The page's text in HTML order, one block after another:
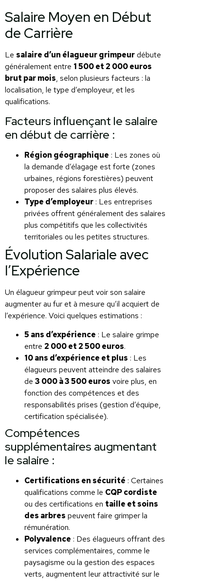
Salaire Moyen en Début
de Carrière
Le salaire d’un élagueur grimpeurdébute
généralement entre 1 500 et 2 000 euros
brut par mois, selon plusieurs facteurs : la
localisation, le type d’employeur, et les
qualifications.
Facteurs influençant le salaire
en début de carrière :
Région géographique : Les zones où
la demande d’élagage est forte (zones
urbaines, régions forestières) peuvent
proposer des salaires plus élevés.
Type d’employeur : Les entreprises
privées offrent généralement des salaires
plus compétitifs que les collectivités
territoriales ou les petites structures.
Évolution Salariale avec
l’Expérience
Un élagueur grimpeur peut voir son salaire
augmenter au fur et à mesure qu’il acquiert de
l’expérience. Voici quelques estimations :
5 ans d’expérience : Le salaire grimpe
entre 2 000 et 2 500 euros.
10 ans d’expérience et plus : Les
élagueurs peuvent atteindre des salaires
de 3 000 à 3 500 euros voire plus, en
fonction des compétences et des
responsabilités prises (gestion d’équipe,
certification spécialisée).
Compétences
supplémentaires augmentant
le salaire :
Certifications en sécurité : Certaines
qualifications comme le CQP cordiste
ou des certifications en taille et soins
des arbres peuvent faire grimper la
rémunération.
Polyvalence : Des élagueurs offrant des
services complémentaires, comme le
paysagisme ou la gestion des espaces
verts, augmentent leur attractivité sur le